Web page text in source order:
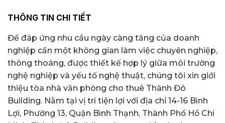
THÔNG TIN CHI TIẾT
Để đáp ứng nhu cầu ngày càng tăng của doanh
nghiệp cần một không gian làm việc chuyên nghiệp,
thông thoáng, được thiết kế hợp lý giữa môi trường
nghệ nghiệp và yếu tố nghệ thuật, chúng tôi xin giới
thiệu tòa nhà văn phòng cho thuê Thành Đô
Building. Nằm tại vị trí tiện lợi với địa chỉ 14-16 Bình
Lợi, Phường 13, Quận Bình Thạnh, Thành Phố Hồ Chí